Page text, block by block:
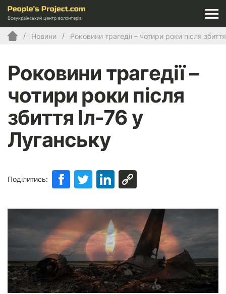
Всеукраїнський центр волонтерів
Новини Роковини трагедії – чотири роки після
Роковини трагедії –
чотири роки після
збиття Іл-76 у
Луганську
Поділитись: